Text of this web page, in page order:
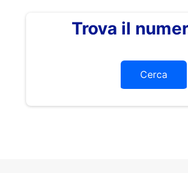
Trova il
Cerca